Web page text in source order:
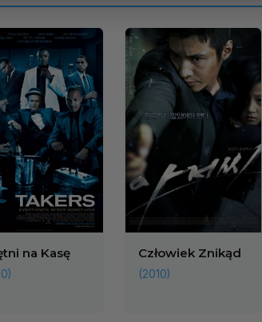
na Kasę Człowiek Znikąd
(2010)